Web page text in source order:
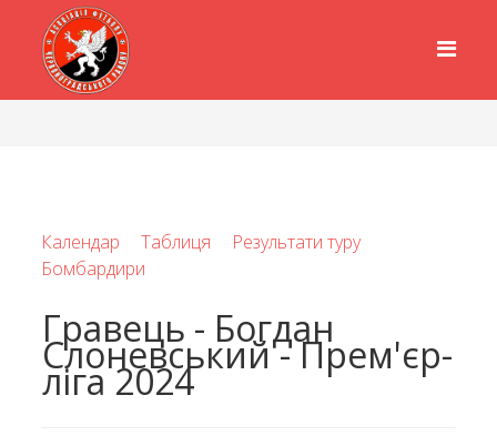
Календар Таблиця
Результати туру
Бомбардири
Гравець - Богдан
Слоневський - Прем'єр-
ліга 2024